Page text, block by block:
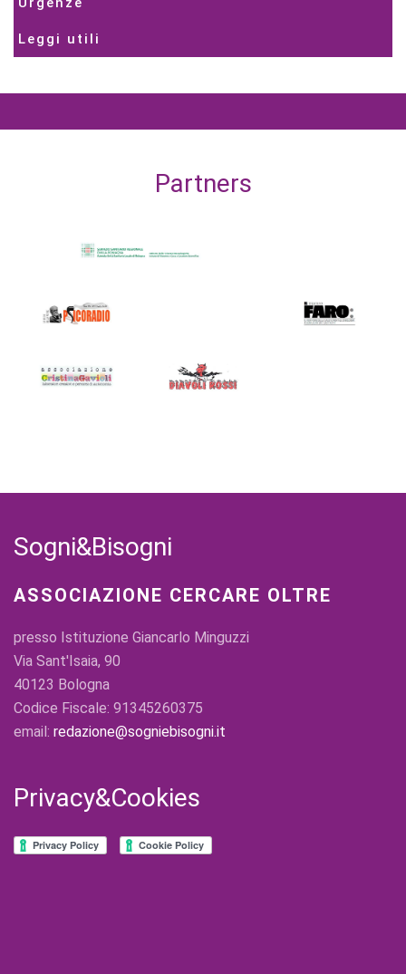
Leggi utili
Partners
Sogni&Bisogni
ASSOCIAZIONE CERCARE OLTRE
presso Istituzione Giancarlo Minguzzi
Via Sant'Isaia, 90
40123 Bologna
Codice Fiscale: 91345260375
email: redazione@sogniebisogni.it
Privacy&Cookies